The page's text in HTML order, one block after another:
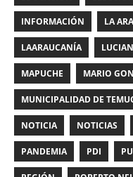
INFORMACIÓN LA
LAARAUCANÍA
MAPUCHE MARIO
MUNICIPALIDAD DE
NOTICIA NOTICIAS
PANDEMIA PDI